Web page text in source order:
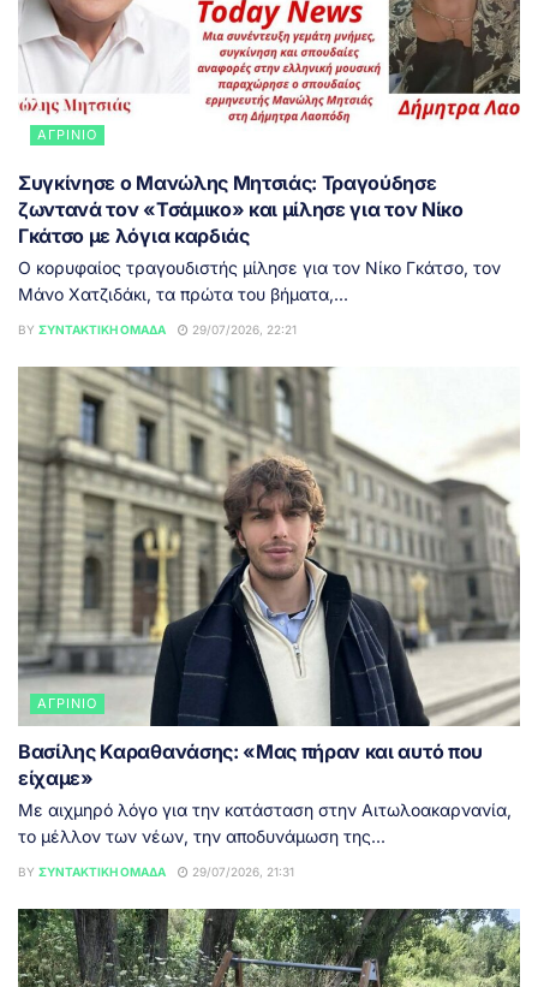
ΑΓΡΊΝΙΟ
Συγκίνησε ο Μανώλης Μητσιάς: Τραγούδησε
ζωντανά τον «Τσάμικο» και μίλησε για τον Νίκο
Γκάτσο με λόγια καρδιάς
Ο κορυφαίος τραγουδιστής μίλησε για τον Νίκο Γκάτσο, τον
Μάνο Χατζιδάκι, τα πρώτα του βήματα,...
BY ΣΥΝΤΑΚΤΙΚΉ ΟΜΆΔΑ 29/07/2026, 22:21
ΑΓΡΊΝΙΟ
Βασίλης Καραθανάσης: «Μας πήραν και αυτό που
είχαμε»
Με αιχμηρό λόγο για την κατάσταση στην Αιτωλοακαρνανία,
το μέλλον των νέων, την αποδυνάμωση της...
BY ΣΥΝΤΑΚΤΙΚΉ ΟΜΆΔΑ 29/07/2026, 21:31